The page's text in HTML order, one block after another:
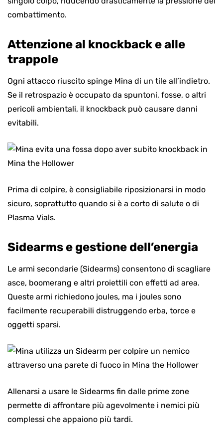
combattimento.
Attenzione al knockback e alle
trappole
Ogni attacco riuscito spinge Mina di un tile all’indietro.
Se il retrospazio è occupato da spuntoni, fosse, o altri
pericoli ambientali, il knockback può causare danni
evitabili.
Prima di colpire, è consigliabile riposizionarsi in modo
sicuro, soprattutto quando si è a corto di salute o di
Plasma Vials.
Sidearms e gestione dell’energia
Le armi secondarie (Sidearms) consentono di scagliare
asce, boomerang e altri proiettili con effetti ad area.
Queste armi richiedono joules, ma i joules sono
facilmente recuperabili distruggendo erba, torce e
oggetti sparsi.
Allenarsi a usare le Sidearms fin dalle prime zone
permette di affrontare più agevolmente i nemici più
complessi che appaiono più tardi.